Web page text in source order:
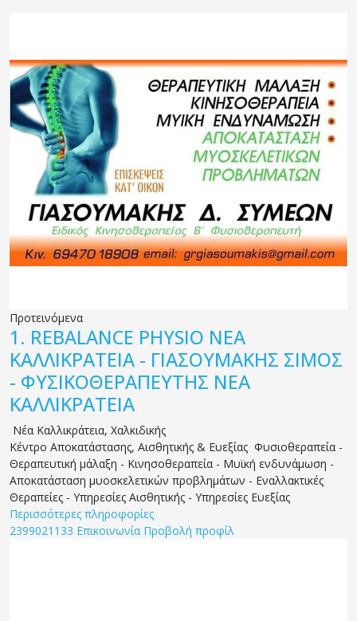
Προτεινόμενα
1. REBALANCE PHYSIO ΝΕΑ
ΚΑΛΛΙΚΡΑΤΕΙΑ - ΓΙΑΣΟΥΜΑΚΗΣ ΣΙΜΟΣ
- ΦΥΣΙΚΟΘΕΡΑΠΕΥΤΗΣ ΝΕΑ
ΚΑΛΛΙΚΡΑΤΕΙΑ
Νέα Καλλικράτεια, Χαλκιδικής
Κέντρο Αποκατάστασης, Αισθητικής & Ευεξίας Φυσιοθεραπεία -
Θεραπευτική μάλαξη - Κινησοθεραπεία - Μυϊκή ενδυνάμωση -
Αποκατάσταση μυοσκελετικών προβλημάτων - Εναλλακτικές
Θεραπείες - Υπηρεσίες Αισθητικής - Υπηρεσίες Ευεξίας
Περισσότερες πληροφορίες
2399021133 Επικοινωνία Προβολή προφίλ